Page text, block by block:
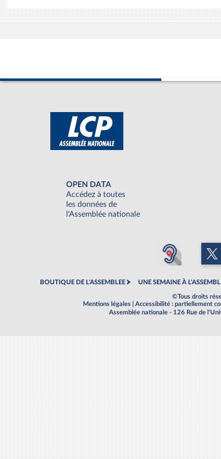
OPEN DATA
Accédez à toutes
les données de
l'Assemblée nationale
BOUTIQUE DE L'ASSEMBLEE UNE SEMAINE À
©Tous droits
Mentions légales
Accessibilité : partiellement
Assemblée nationale - 126 Rue de